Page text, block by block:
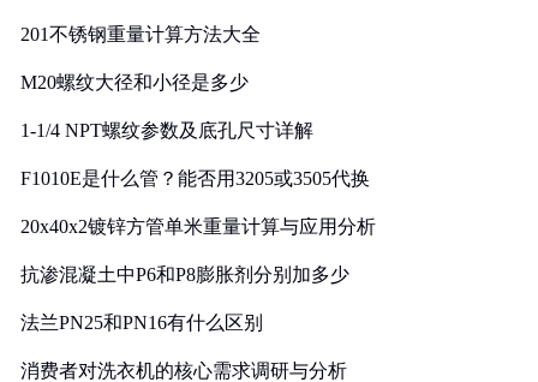
201不锈钢重量计算方法大全
M20螺纹大径和小径是多少
1-1/4 NPT螺纹参数及底孔尺寸详解
F1010E是什么管？能否用3205或3505代换
20x40x2镀锌方管单米重量计算与应用分析
抗渗混凝土中P6和P8膨胀剂分别加多少
法兰PN25和PN16有什么区别
消费者对洗衣机的核心需求调研与分析